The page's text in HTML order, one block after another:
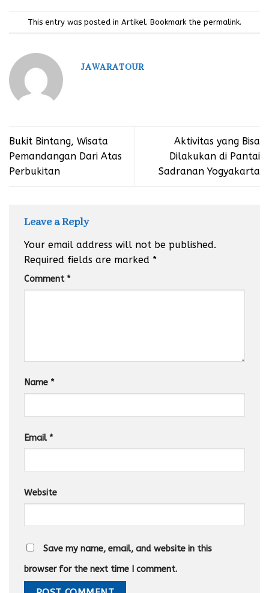
This entry was posted in Artikel. Bookmark the permalink.
JAWARATOUR
Bukit Bintang, Wisata
Pemandangan Dari Atas
Perbukitan
Aktivitas yang Bisa
Dilakukan di Pantai
Sadranan Yogyakarta
Leave a Reply
Your email address will not be published.
Required fields are marked *
Comment *
Name *
Email *
Website
Save my name, email, and website in this
browser for the next time I comment.